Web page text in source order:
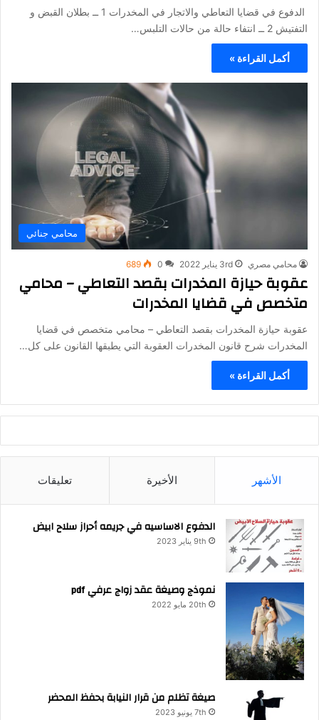
الدفوع في قضايا التعاطي والاتجار في المخدرات 1 ــ بطلان القبض و
التفتيش 2 ــ انتفاء حالة من حالات التلبس…
أكمل القراءة »
محامي جنائي
محامي مصري 3rd يناير 2022 0
689
عقوبة حيازة المخدرات بقصد التعاطي – محامي
متخصص في قضايا المخدرات
عقوبة حيازة المخدرات بقصد التعاطي – محامي متخصص في قضايا
المخدرات شرح قانون المخدرات العقوبة التي يطبقها القانون على كل…
أكمل القراءة »
الأشهر الأخيرة تعليقات
الدفوع الاساسيه في جريمه أحراز سلاح ابيض
9th يناير 2023
نموذج وصيغة عقد زواج عرفي pdf
20th مايو 2022
صيغة تظلم من قرار النيابة بحفظ المحضر
7th يونيو 2023